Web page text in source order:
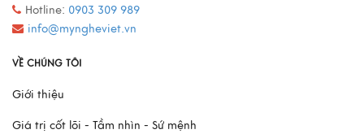
Mô Hình Thuyền France II - Món Quà Chinh Phục Mọi
Xem thêm
Hotline: 0903 309 989
info@myngheviet.vn
VỀ CHÚNG TÔI
Giới thiệu
Giá trị cốt lõi - Tầm nhìn - Sứ mệnh